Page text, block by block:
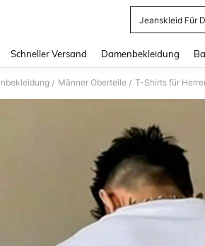
Jeanskleid Für
Schneller Versand Damenbekleidung
/ Männer Oberteile / T-Shirts für